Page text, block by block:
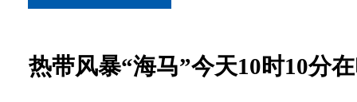
热带风暴“海马”今天10时10分